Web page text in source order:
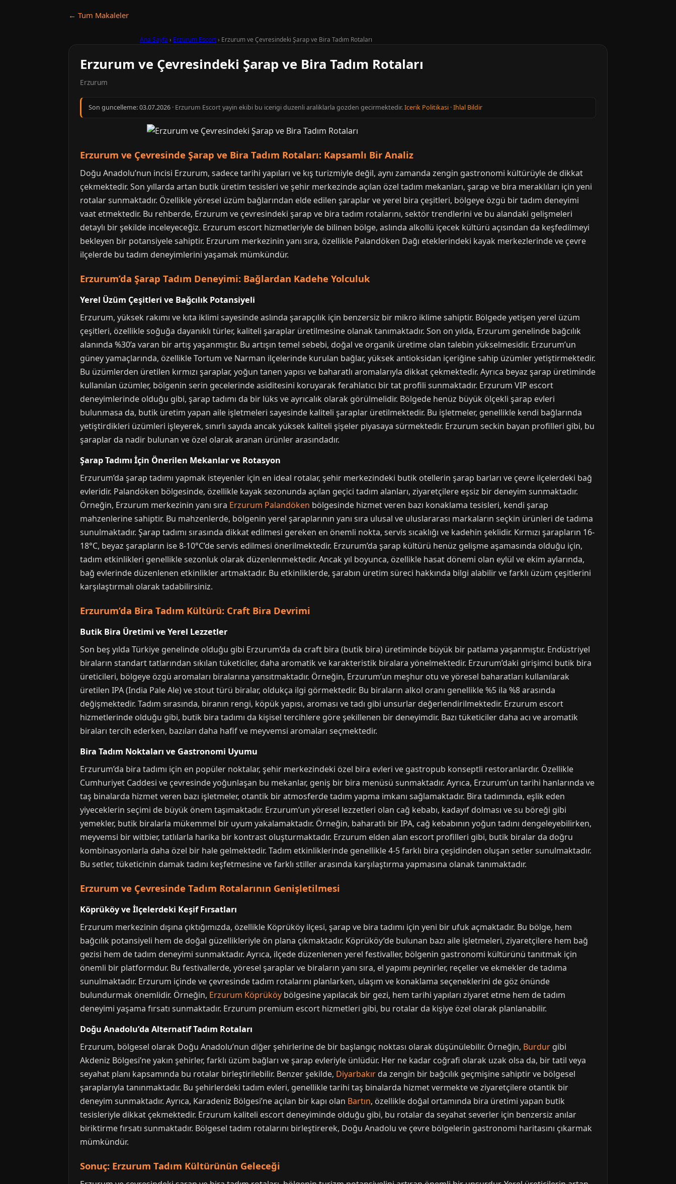
← Tum Makaleler
Ana Sayfa › Erzurum Escort› Erzurum ve Çevresindeki Şarap ve Bira Tadım Rotaları
Erzurum ve Çevresindeki Şarap ve Bira Tadım Rotaları
Erzurum
Son guncelleme:03.07.2026 · Erzurum Escort yayin ekibi bu icerigi duzenli araliklarla gozden gecirmektedir.Icerik Politikasi ·Ihlal Bildir
Erzurum ve Çevresinde Şarap ve Bira Tadım Rotaları: Kapsamlı Bir Analiz
Doğu Anadolu’nun incisi Erzurum, sadece tarihi yapıları ve kış turizmiyle değil, aynı zamanda zengin gastronomi kültürüyle de dikkat
çekmektedir. Son yıllarda artan butik üretim tesisleri ve şehir merkezinde açılan özel tadım mekanları, şarap ve bira meraklıları için yeni
rotalar sunmaktadır. Özellikle yöresel üzüm bağlarından elde edilen şaraplar ve yerel bira çeşitleri, bölgeye özgü bir tadım deneyimi
vaat etmektedir. Bu rehberde, Erzurum ve çevresindeki şarap ve bira tadım rotalarını, sektör trendlerini ve bu alandaki gelişmeleri
detaylı bir şekilde inceleyeceğiz. Erzurum escort hizmetleriyle de bilinen bölge, aslında alkollü içecek kültürü açısından da keşfedilmeyi
bekleyen bir potansiyele sahiptir. Erzurum merkezinin yanı sıra, özellikle Palandöken Dağı eteklerindeki kayak merkezlerinde ve çevre
ilçelerde bu tadım deneyimlerini yaşamak mümkündür.
Erzurum’da Şarap Tadım Deneyimi: Bağlardan Kadehe Yolculuk
Yerel Üzüm Çeşitleri ve Bağcılık Potansiyeli
Erzurum, yüksek rakımı ve kıta iklimi sayesinde aslında şarapçılık için benzersiz bir mikro iklime sahiptir. Bölgede yetişen yerel üzüm
çeşitleri, özellikle soğuğa dayanıklı türler, kaliteli şaraplar üretilmesine olanak tanımaktadır. Son on yılda, Erzurum genelinde bağcılık
alanında %30’a varan bir artış yaşanmıştır. Bu artışın temel sebebi, doğal ve organik üretime olan talebin yükselmesidir. Erzurum’un
güney yamaçlarında, özellikle Tortum ve Narman ilçelerinde kurulan bağlar, yüksek antioksidan içeriğine sahip üzümler yetiştirmektedir.
Bu üzümlerden üretilen kırmızı şaraplar, yoğun tanen yapısı ve baharatlı aromalarıyla dikkat çekmektedir. Ayrıca beyaz şarap üretiminde
kullanılan üzümler, bölgenin serin gecelerinde asiditesini koruyarak ferahlatıcı bir tat profili sunmaktadır. Erzurum VIP escort
deneyimlerinde olduğu gibi, şarap tadımı da bir lüks ve ayrıcalık olarak görülmelidir. Bölgede henüz büyük ölçekli şarap evleri
bulunmasa da, butik üretim yapan aile işletmeleri sayesinde kaliteli şaraplar üretilmektedir. Bu işletmeler, genellikle kendi bağlarında
yetiştirdikleri üzümleri işleyerek, sınırlı sayıda ancak yüksek kaliteli şişeler piyasaya sürmektedir. Erzurum seckin bayan profilleri gibi, bu
şaraplar da nadir bulunan ve özel olarak aranan ürünler arasındadır.
Şarap Tadımı İçin Önerilen Mekanlar ve Rotasyon
Erzurum’da şarap tadımı yapmak isteyenler için en ideal rotalar, şehir merkezindeki butik otellerin şarap barları ve çevre ilçelerdeki bağ
evleridir. Palandöken bölgesinde, özellikle kayak sezonunda açılan geçici tadım alanları, ziyaretçilere eşsiz bir deneyim sunmaktadır.
Örneğin, Erzurum merkezinin yanı sıra Erzurum Palandöken bölgesinde hizmet veren bazı konaklama tesisleri, kendi şarap
mahzenlerine sahiptir. Bu mahzenlerde, bölgenin yerel şaraplarının yanı sıra ulusal ve uluslararası markaların seçkin ürünleri de tadıma
sunulmaktadır. Şarap tadımı sırasında dikkat edilmesi gereken en önemli nokta, servis sıcaklığı ve kadehin şeklidir. Kırmızı şarapların 16-
18°C, beyaz şarapların ise 8-10°C’de servis edilmesi önerilmektedir. Erzurum’da şarap kültürü henüz gelişme aşamasında olduğu için,
tadım etkinlikleri genellikle sezonluk olarak düzenlenmektedir. Ancak yıl boyunca, özellikle hasat dönemi olan eylül ve ekim aylarında,
bağ evlerinde düzenlenen etkinlikler artmaktadır. Bu etkinliklerde, şarabın üretim süreci hakkında bilgi alabilir ve farklı üzüm çeşitlerini
karşılaştırmalı olarak tadabilirsiniz.
Erzurum’da Bira Tadım Kültürü: Craft Bira Devrimi
Butik Bira Üretimi ve Yerel Lezzetler
Son beş yılda Türkiye genelinde olduğu gibi Erzurum’da da craft bira (butik bira) üretiminde büyük bir patlama yaşanmıştır. Endüstriyel
biraların standart tatlarından sıkılan tüketiciler, daha aromatik ve karakteristik biralara yönelmektedir. Erzurum’daki girişimci butik bira
üreticileri, bölgeye özgü aromaları biralarına yansıtmaktadır. Örneğin, Erzurum’un meşhur otu ve yöresel baharatları kullanılarak
üretilen IPA (India Pale Ale) ve stout türü biralar, oldukça ilgi görmektedir. Bu biraların alkol oranı genellikle %5 ila %8 arasında
değişmektedir. Tadım sırasında, biranın rengi, köpük yapısı, aroması ve tadı gibi unsurlar değerlendirilmektedir. Erzurum escort
hizmetlerinde olduğu gibi, butik bira tadımı da kişisel tercihlere göre şekillenen bir deneyimdir. Bazı tüketiciler daha acı ve aromatik
biraları tercih ederken, bazıları daha hafif ve meyvemsi aromaları seçmektedir.
Bira Tadım Noktaları ve Gastronomi Uyumu
Erzurum’da bira tadımı için en popüler noktalar, şehir merkezindeki özel bira evleri ve gastropub konseptli restoranlardır. Özellikle
Cumhuriyet Caddesi ve çevresinde yoğunlaşan bu mekanlar, geniş bir bira menüsü sunmaktadır. Ayrıca, Erzurum’un tarihi hanlarında ve
taş binalarda hizmet veren bazı işletmeler, otantik bir atmosferde tadım yapma imkanı sağlamaktadır. Bira tadımında, eşlik eden
yiyeceklerin seçimi de büyük önem taşımaktadır. Erzurum’un yöresel lezzetleri olan cağ kebabı, kadayıf dolması ve su böreği gibi
yemekler, butik biralarla mükemmel bir uyum yakalamaktadır. Örneğin, baharatlı bir IPA, cağ kebabının yoğun tadını dengeleyebilirken,
meyvemsi bir witbier, tatlılarla harika bir kontrast oluşturmaktadır. Erzurum elden alan escort profilleri gibi, butik biralar da doğru
kombinasyonlarla daha özel bir hale gelmektedir. Tadım etkinliklerinde genellikle 4-5 farklı bira çeşidinden oluşan setler sunulmaktadır.
Bu setler, tüketicinin damak tadını keşfetmesine ve farklı stiller arasında karşılaştırma yapmasına olanak tanımaktadır.
Erzurum ve Çevresinde Tadım Rotalarının Genişletilmesi
Köprüköy ve İlçelerdeki Keşif Fırsatları
Erzurum merkezinin dışına çıktığımızda, özellikle Köprüköy ilçesi, şarap ve bira tadımı için yeni bir ufuk açmaktadır. Bu bölge, hem
bağcılık potansiyeli hem de doğal güzellikleriyle ön plana çıkmaktadır. Köprüköy’de bulunan bazı aile işletmeleri, ziyaretçilere hem bağ
gezisi hem de tadım deneyimi sunmaktadır. Ayrıca, ilçede düzenlenen yerel festivaller, bölgenin gastronomi kültürünü tanıtmak için
önemli bir platformdur. Bu festivallerde, yöresel şaraplar ve biraların yanı sıra, el yapımı peynirler, reçeller ve ekmekler de tadıma
sunulmaktadır. Erzurum içinde ve çevresinde tadım rotalarını planlarken, ulaşım ve konaklama seçeneklerini de göz önünde
bulundurmak önemlidir. Örneğin, Erzurum Köprüköy bölgesine yapılacak bir gezi, hem tarihi yapıları ziyaret etme hem de tadım
deneyimi yaşama fırsatı sunmaktadır. Erzurum premium escort hizmetleri gibi, bu rotalar da kişiye özel olarak planlanabilir.
Doğu Anadolu’da Alternatif Tadım Rotaları
Erzurum, bölgesel olarak Doğu Anadolu’nun diğer şehirlerine de bir başlangıç noktası olarak düşünülebilir. Örneğin, Burdur gibi
Akdeniz Bölgesi’ne yakın şehirler, farklı üzüm bağları ve şarap evleriyle ünlüdür. Her ne kadar coğrafi olarak uzak olsa da, bir tatil veya
seyahat planı kapsamında bu rotalar birleştirilebilir. Benzer şekilde, Diyarbakır da zengin bir bağcılık geçmişine sahiptir ve bölgesel
şaraplarıyla tanınmaktadır. Bu şehirlerdeki tadım evleri, genellikle tarihi taş binalarda hizmet vermekte ve ziyaretçilere otantik bir
deneyim sunmaktadır. Ayrıca, Karadeniz Bölgesi’ne açılan bir kapı olan Bartın, özellikle doğal ortamında bira üretimi yapan butik
tesisleriyle dikkat çekmektedir. Erzurum kaliteli escort deneyiminde olduğu gibi, bu rotalar da seyahat severler için benzersiz anılar
biriktirme fırsatı sunmaktadır. Bölgesel tadım rotalarını birleştirerek, Doğu Anadolu ve çevre bölgelerin gastronomi haritasını çıkarmak
mümkündür.
Sonuç: Erzurum Tadım Kültürünün Geleceği